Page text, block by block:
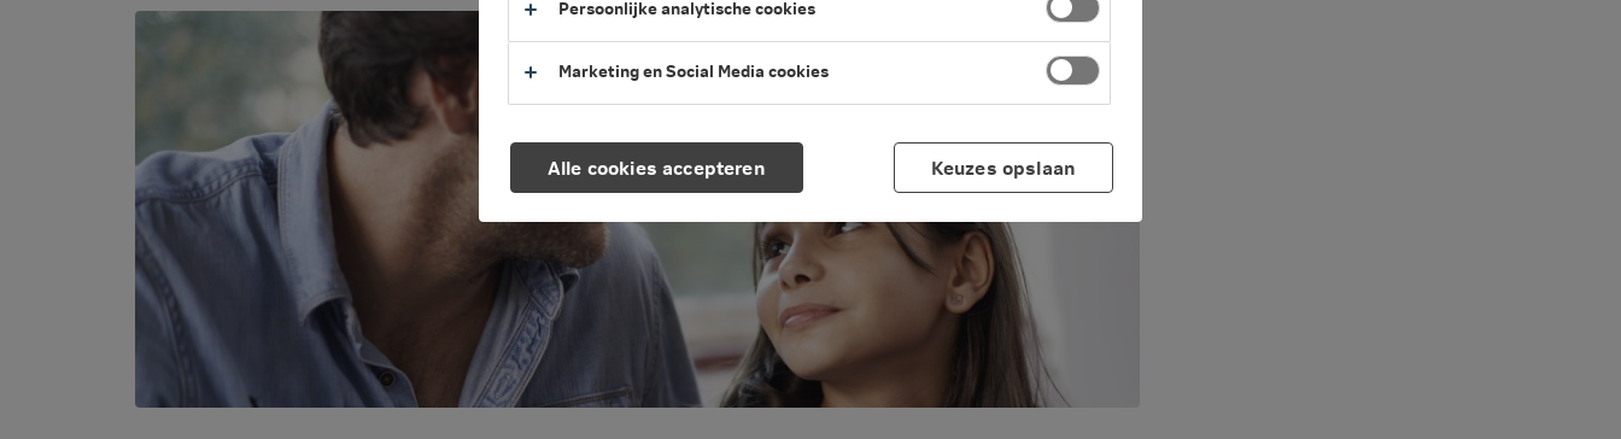
Alle cookies accepteren
Persoonlijke analytische cookies
Marketing en Social Media cookies
Keuzes opslaan